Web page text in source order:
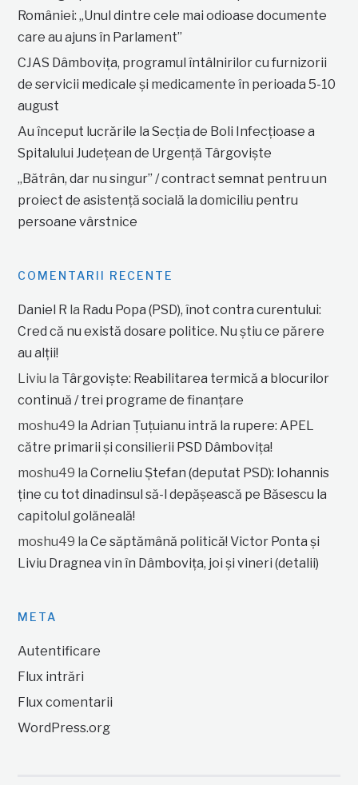
României: „Unul dintre cele mai odioase documente
care au ajuns în Parlament”
CJAS Dâmbovița, programul întâlnirilor cu furnizorii
de servicii medicale și medicamente în perioada 5-10
august
Au început lucrările la Secția de Boli Infecțioase a
Spitalului Județean de Urgență Târgoviște
„Bătrân, dar nu singur” / contract semnat pentru un
proiect de asistență socială la domiciliu pentru
persoane vârstnice
COMENTARII RECENTE
Daniel R la Radu Popa (PSD), înot contra curentului:
Cred că nu există dosare politice. Nu știu ce părere
au alții!
Liviu la Târgoviște: Reabilitarea termică a blocurilor
continuă / trei programe de finanțare
moshu49 la Adrian Țuțuianu intră la rupere: APEL
către primarii și consilierii PSD Dâmbovița!
moshu49 laCorneliu Ștefan (deputat PSD): Iohannis
ține cu tot dinadinsul să-l depășească pe Băsescu la
capitolul golăneală!
moshu49 laCe săptămână politică! Victor Ponta și
Liviu Dragnea vin în Dâmbovița, joi și vineri (detalii)
META
Autentificare
Flux intrări
Flux comentarii
WordPress.org